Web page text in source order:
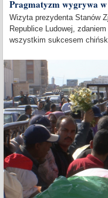
Pragmatyzm wygrywa
Wizyta prezydenta Stanów
Republice Ludowej,
wszystkim sukcesem